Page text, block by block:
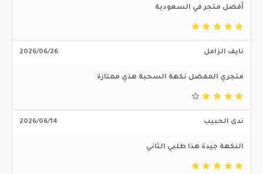
أفضل متجر في السعودية
نايف الزامل 2026/06/26
متجري المفضل نكهة السحبة هذي ممتازة
ندى الحبيب 2026/06/14
النكهة جيدة هذا طلبي الثاني